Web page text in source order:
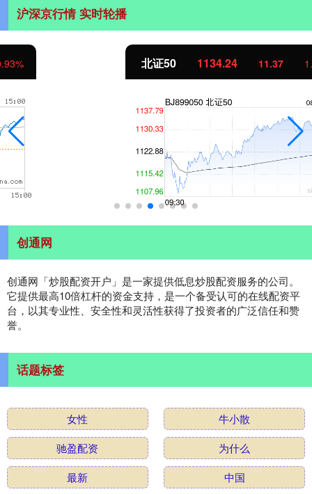
沪深京行情 实时轮播
1134.24 11.37 1.01%
创通网
创通网「炒股配资开户」是一家提供低息炒股配资服务的公司。
它提供最高10倍杠杆的资金支持，是一个备受认可的在线配资平
台，以其专业性、安全性和灵活性获得了投资者的广泛信任和赞
誉。
话题标签
女性
牛小散
驰盈配资
为什么
最新
中国